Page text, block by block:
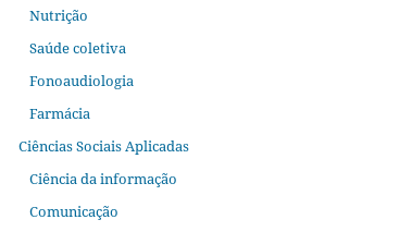
Nutrição
Saúde coletiva
Fonoaudiologia
Farmácia
Ciências Sociais Aplicadas
Ciência da informação
Comunicação